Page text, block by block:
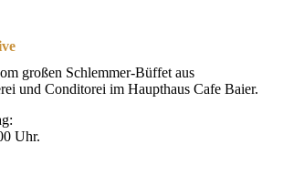
großen Schlemmer-Büffet aus
und Conditorei im Haupthaus Cafe Baier.
Uhr.